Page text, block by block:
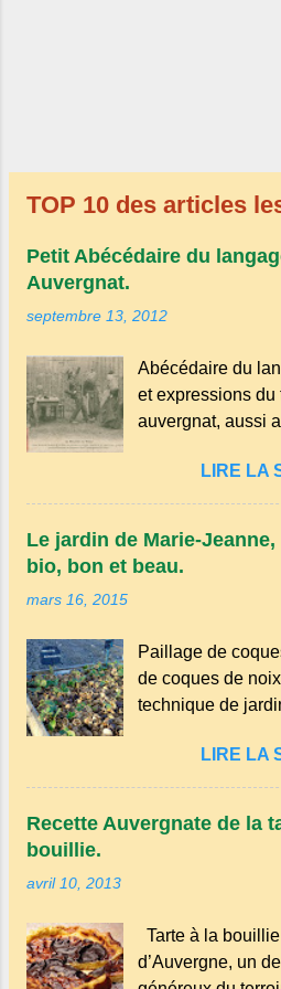
TOP 10 des articles
Petit Abécédaire du
Auvergnat.
septembre 13, 2012
Abécédaire du
et expressions
auvergnat, aussi
parlé
certaines parties
romanes et est
et en traditions.
des mots
(s'accroupir) ou
Souvenirs de la
particulièrement
Adrillier : arbres
LIRE LA
Le jardin de Marie-
bio, bon et beau.
mars 16, 2015
Paillage de
de coques de
technique de
organiques,
pour le protéger
présente
des arrosages :
d'atteindre le sol,
germination des
LIRE LA
Recette Auvergnate de la
bouillie.
avril 10, 2013
Tarte à la
d’Auvergne, un